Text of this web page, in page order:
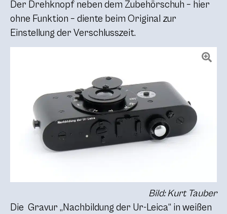
Der Drehknopf neben dem Zubehörschuh – hier
ohne Funktion – diente beim Original zur
Einstellung der Verschlusszeit.
Bild: Kurt Tauber
Die Gravur „Nachbildung der Ur-Leica“ in weißen